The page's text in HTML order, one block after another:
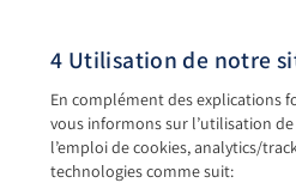
4 Utilisation de notre
En complément des explications
vous informons sur l’utilisation
l’emploi de cookies, analytics/
technologies comme suit: